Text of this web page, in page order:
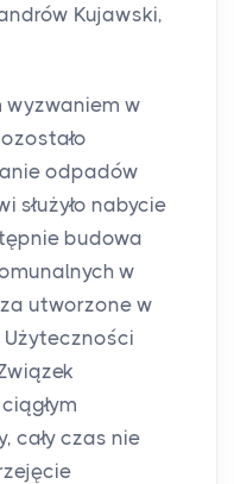
Kujawski,
wyzwaniem w
odpadów
służyło nabycie
budowa
w
utworzone w
Użyteczności
cały czas nie